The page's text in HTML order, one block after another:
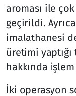
aroması ile
geçirildi.
imalathanesi
üretimi
hakkında işlem
İki operasyon